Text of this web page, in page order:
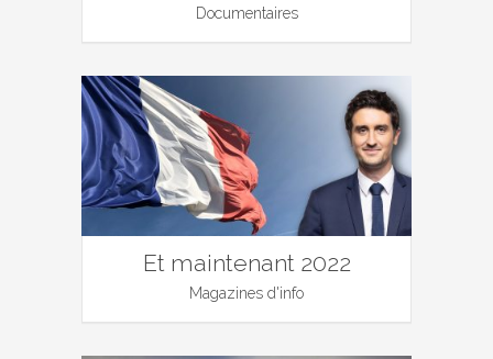
Documentaires
Et maintenant 2022
Magazines d'info